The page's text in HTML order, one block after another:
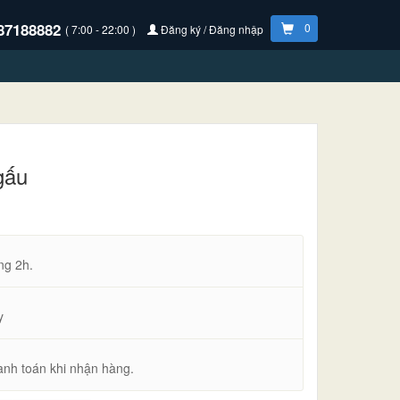
( 7:00 - 22:00 ) Đăng ký / Đăng nhập 0
2h.
toán khi nhận hàng.